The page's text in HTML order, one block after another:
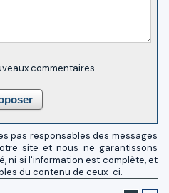
commentaires
pas responsables des messages
site et nous ne garantissons
ni si l'information est complète, et
du contenu de ceux-ci.